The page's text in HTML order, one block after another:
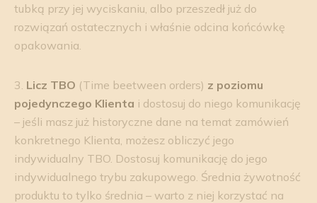
tubką przy jej wyciskaniu, albo przeszedł już do
rozwiązań ostatecznych i właśnie odcina końcówkę
opakowania.
3. Licz TBO (Time beetween orders) z poziomu
pojedynczego Klienta i dostosuj do niego komunikację
– jeśli masz już historyczne dane na temat zamówień
konkretnego Klienta, możesz obliczyć jego
indywidualny TBO. Dostosuj komunikację do jego
indywidualnego trybu zakupowego. Średnia żywotność
produktu to tylko średnia – warto z niej korzystać na